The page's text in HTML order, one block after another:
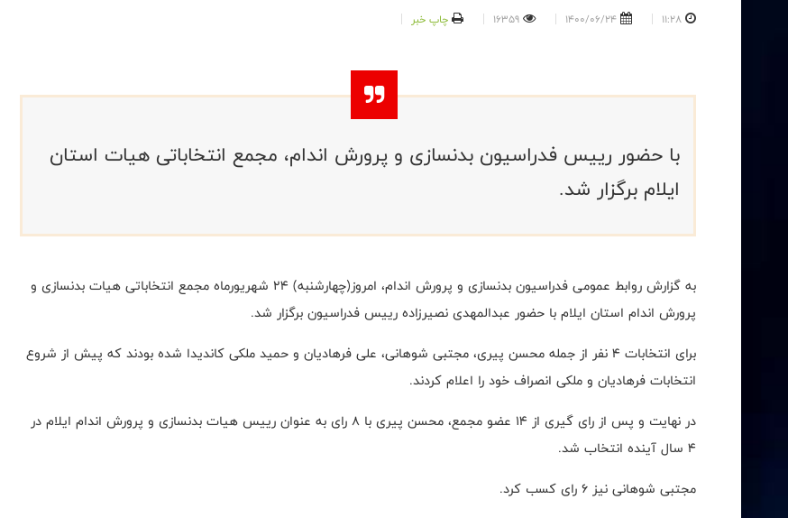
11:28
1400/06/24
16359 چاپ خبر
با حضور رییس فدراسیون بدنسازی و پرورش اندام، مجمع انتخاباتی هیات استان
ایلام برگزار شد.
به گزارش روابط عمومی فدراسیون بدنسازی و پرورش اندام، امروز(چهارشنبه) 24 شهریورماه مجمع انتخاباتی هیات بدنسازی و
پرورش اندام استان ایلام با حضور عبدالمهدی نصیرزاده رییس فدراسیون برگزار شد.
برای انتخابات 4 نفر از جمله محسن پیری، مجتبی شوهانی، علی فرهادیان و حمید ملکی کاندیدا شده بودند که پیش از شروع
انتخابات فرهادیان و ملکی انصراف خود را اعلام کردند.
در نهایت و پس از رای گیری از 14 عضو مجمع، محسن پیری با 8 رای به عنوان رییس هیات بدنسازی و پرورش اندام ایلام در
4 سال آینده انتخاب شد.
مجتبی شوهانی نیز 6 رای کسب کرد.